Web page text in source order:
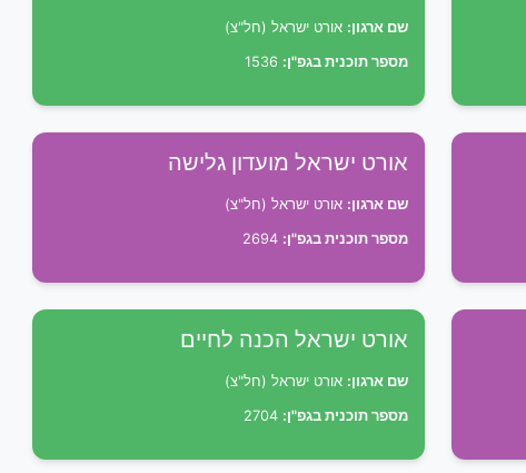
שם ארגון: אורט ישראל (חל"צ)
מספר תוכנית בגפ"ן:
אורט ישראל מועדון גלישה
שם ארגון: אורט ישראל (חל"צ)
מספר תוכנית בגפ"ן:
אורט ישראל הכנה לחיים
שם ארגון: אורט ישראל (חל"צ)
מספר תוכנית בגפ"ן: